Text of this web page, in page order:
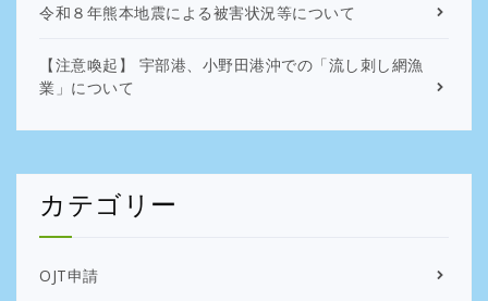
令和８年熊本地震による被害状況等について
【注意喚起】 宇部港、小野田港沖での「流し刺し網漁
業」について
カテゴリー
OJT申請